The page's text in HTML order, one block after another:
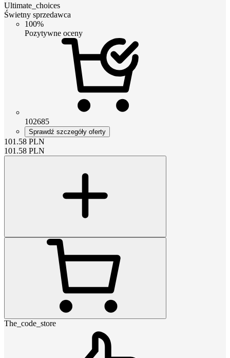
Ultimate_choices
Świetny sprzedawca
100%
Pozytywne oceny
102685
Sprawdź szczegóły oferty
101.58 PLN
101.58 PLN
The_code_store